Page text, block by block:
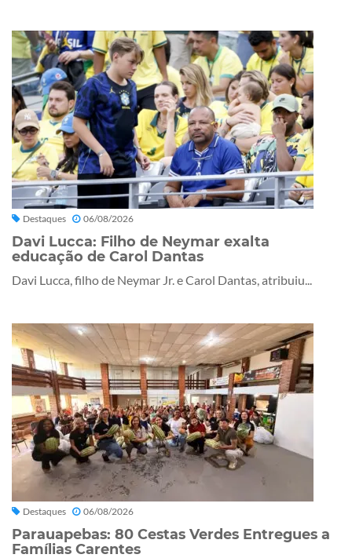
Destaques 06/08/2026
Davi Lucca: Filho de Neymar exalta
educação de Carol Dantas
Davi Lucca, filho de Neymar Jr. e Carol Dantas, atribuiu...
Destaques 06/08/2026
Parauapebas: 80 Cestas Verdes Entregues a
Famílias Carentes